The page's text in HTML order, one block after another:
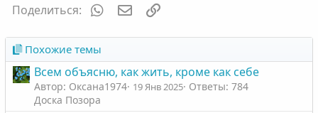
Поделиться: WhatsAppЭлектронная почта
Похожие темы
Всем объясню, как жить, кроме как себе
Автор: Оксана1974 19 Янв 2025 Ответы: 784
Доска Позора